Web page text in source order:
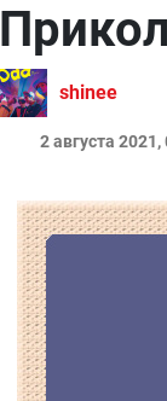
shinee
2 августа 2021,